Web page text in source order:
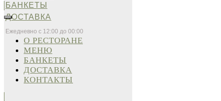
БАНКЕТЫ
ДОСТАВКА
Ежедневно с 12:00 до 00:00
О РЕСТОРАНЕ
МЕНЮ
БАНКЕТЫ
ДОСТАВКА
КОНТАКТЫ